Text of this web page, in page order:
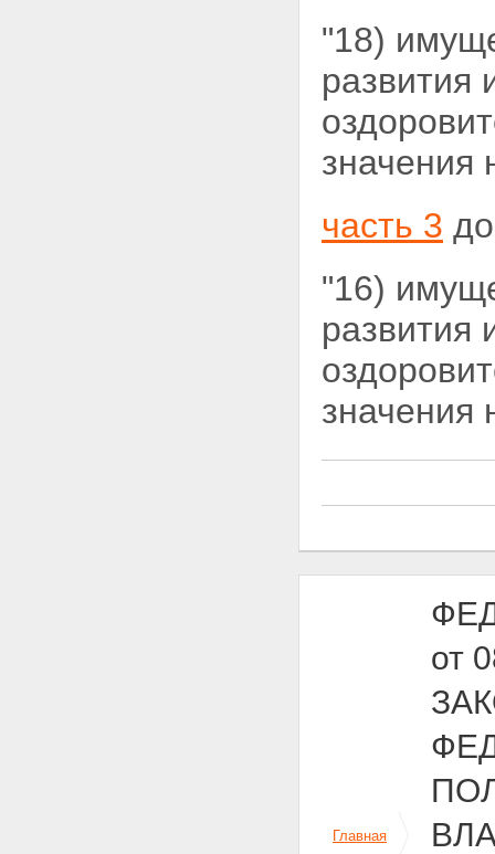
"18)
развития
значения
часть 3
"16)
развития
значения
Главная
от